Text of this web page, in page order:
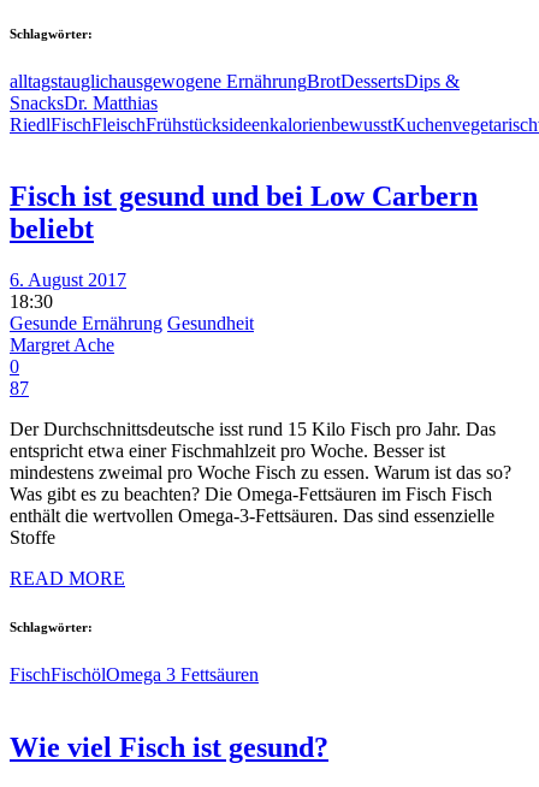
Schlagwörter:
alltagstauglichausgewogene ErnährungBrotDessertsDips &
SnacksDr. Matthias
RiedlFischFleischFrühstücksideenkalorienbewusstKuchenvegetarisch
Fisch ist gesund und bei Low Carbern
beliebt
6. August 2017
18:30
Gesunde Ernährung Gesundheit
Margret Ache
0
87
Der Durchschnittsdeutsche isst rund 15 Kilo Fisch pro Jahr. Das
entspricht etwa einer Fischmahlzeit pro Woche. Besser ist
mindestens zweimal pro Woche Fisch zu essen. Warum ist das so?
Was gibt es zu beachten? Die Omega-Fettsäuren im Fisch Fisch
enthält die wertvollen Omega-3-Fettsäuren. Das sind essenzielle
Stoffe
READ MORE
Schlagwörter:
FischFischölOmega 3 Fettsäuren
Wie viel Fisch ist gesund?